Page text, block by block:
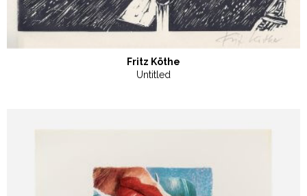
Fritz Köthe
Untitled